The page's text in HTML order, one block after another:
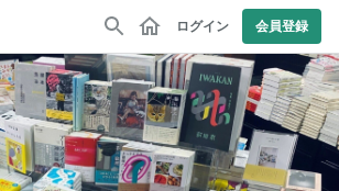
ログイン 会員登録